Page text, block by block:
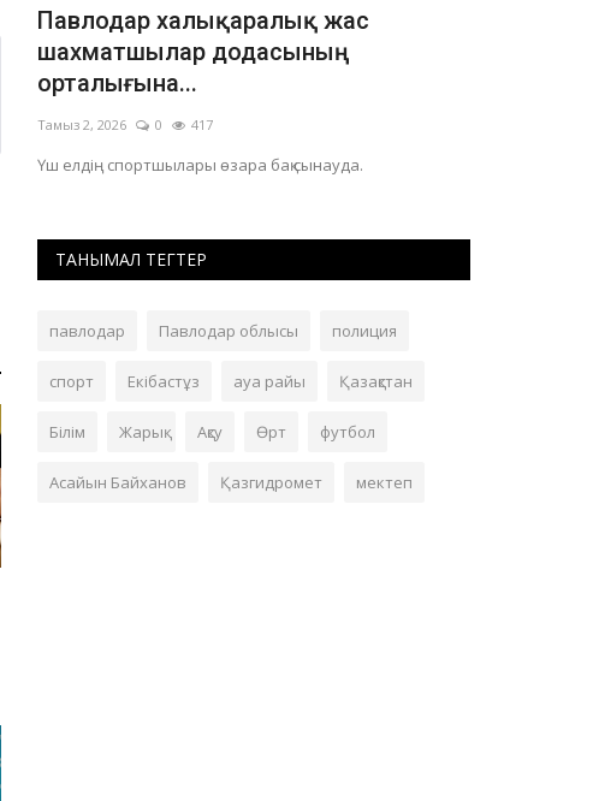
Павлодар халықаралық жас
шахматшылар додасының
орталығына...
Тамыз 2, 2026 0 417
Үш елдің спортшылары өзара бақ сынауда.
ТАНЫМАЛ ТЕГТЕР
павлодар Павлодар облысы полиция
спорт Екібастұз ауа райы Қазақстан
Білім Жарық Ақсу Өрт футбол
Асайын Байханов Қазгидромет мектеп